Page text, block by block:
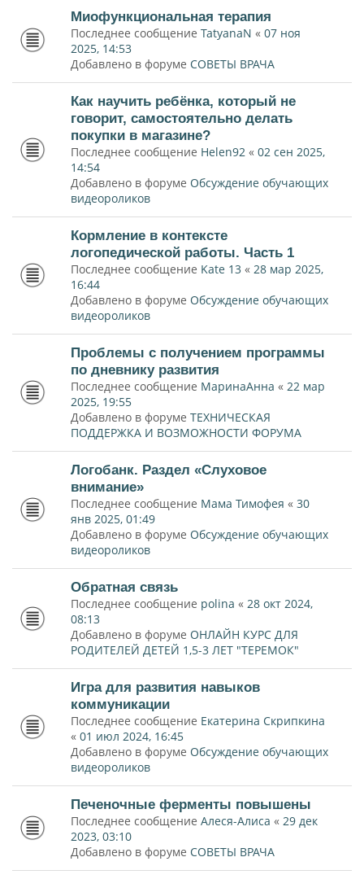
Миофункциональная терапия
Последнее сообщение TatyanaN « 07 ноя
2025, 14:53
Добавлено в форуме СОВЕТЫ ВРАЧА
Как научить ребёнка, который не
говорит, самостоятельно делать
покупки в магазине?
Последнее сообщение Helen92 « 02 сен 2025,
14:54
Добавлено в форуме Обсуждение обучающих
видеороликов
Кормление в контексте
логопедической работы. Часть 1
Последнее сообщение Kate 13 « 28 мар 2025,
16:44
Добавлено в форуме Обсуждение обучающих
видеороликов
Проблемы с получением программы
по дневнику развития
Последнее сообщение МаринаАнна « 22 мар
2025, 19:55
Добавлено в форуме ТЕХНИЧЕСКАЯ
ПОДДЕРЖКА И ВОЗМОЖНОСТИ ФОРУМА
Логобанк. Раздел «Слуховое
внимание»
Последнее сообщение Мама Тимофея « 30
янв 2025, 01:49
Добавлено в форуме Обсуждение обучающих
видеороликов
Обратная связь
Последнее сообщение polina « 28 окт 2024,
08:13
Добавлено в форуме ОНЛАЙН КУРС ДЛЯ
РОДИТЕЛЕЙ ДЕТЕЙ 1,5-3 ЛЕТ "ТЕРЕМОК"
Игра для развития навыков
коммуникации
Последнее сообщение Екатерина Скрипкина
« 01 июл 2024, 16:45
Добавлено в форуме Обсуждение обучающих
видеороликов
Печеночные ферменты повышены
Последнее сообщение Алеся-Алиса « 29 дек
2023, 03:10
Добавлено в форуме СОВЕТЫ ВРАЧА